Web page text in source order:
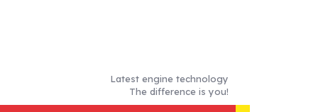
Latest engine technology
The difference is you!